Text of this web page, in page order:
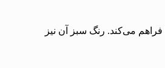
را فراهم می‌کند. رنگ سبز آن نیز